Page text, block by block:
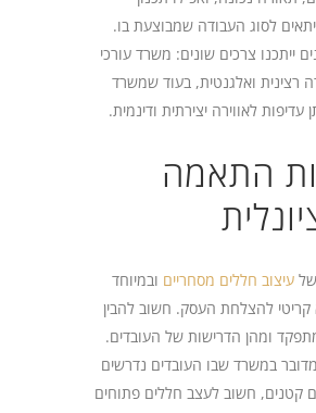
לסוג העבודה שמבוצעת בו.
ייתכנו צרכים שונים: משרד עורכי
רצינית ואלגנטית, בעוד שמשרד
עדיפות לאווירה יצירתית ודינמית.
התאמה
עיצוב חללים מסחריים ובמיוחד
להצלחת העסק. חשוב להבין
ומהן הדרישות של העובדים.
במשרד שבו העובדים נדרשים
קטנים, חשוב לעצב חללים פתוחים